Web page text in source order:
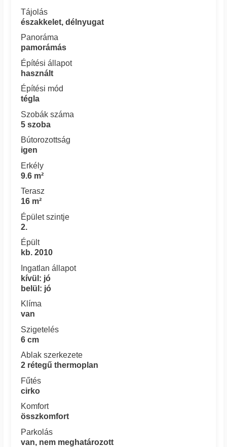
Tájolás
északkelet, délnyugat
Panoráma
pamorámás
Építési állapot
használt
Építési mód
tégla
Szobák száma
5 szoba
Bútorozottság
igen
Erkély
9.6 m²
Terasz
16 m²
Épület szintje
2.
Épült
kb. 2010
Ingatlan állapot
kívül: jó
belül: jó
Klíma
van
Szigetelés
6 cm
Ablak szerkezete
2 rétegű thermoplan
Fűtés
cirko
Komfort
összkomfort
Parkolás
van, nem meghatározott